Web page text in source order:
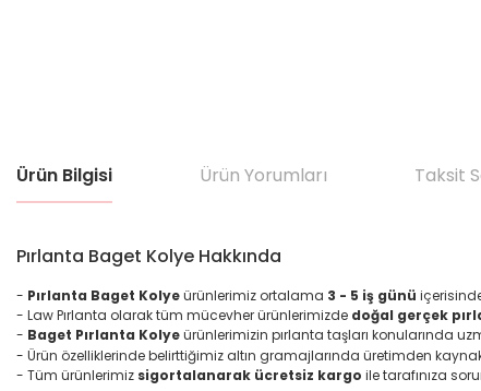
Ürün Bilgisi Ürün Yorumları Taksit
Pırlanta Baget Kolye Hakkında
- Pırlanta Baget Kolyeürünlerimiz ortalama 3 - 5 iş günü
- Law Pırlanta olarak tüm mücevher ürünlerimizde doğal gerçek
- Baget Pırlanta Kolyeürünlerimizin pırlanta taşları konularında
- Ürün özelliklerinde belirttiğimiz altın gramajlarında üretimden
- Tüm ürünlerimiz sigortalanarak ücretsiz kargo ile tarafınıza